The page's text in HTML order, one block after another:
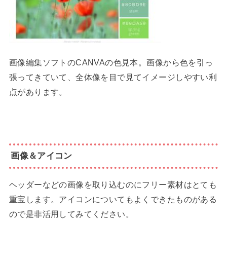
画像編集ソフトのCANVAの色見本。画像から色を引っ
張ってきていて、全体像を目で見てイメージしやすい利
点があります。
画像＆アイコン
ヘッダーなどの画像を取り込むのにフリー素材はとても
重宝します。アイコンについてもよくできたものがある
ので是非活用してみてください。